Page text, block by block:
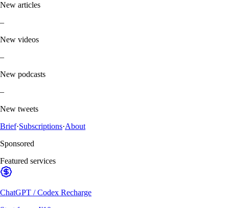
New articles
–
New videos
–
New podcasts
–
New tweets
Brief·Subscriptions·About
Sponsored
Featured services
ChatGPT / Codex Recharge